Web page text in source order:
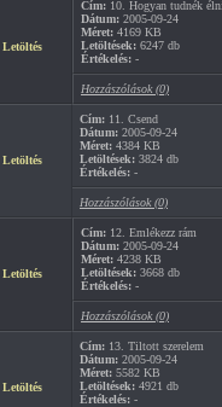
Letöltés
Cím: 10. Hogyan tudnék
Dátum: 2005-09-24
Méret: 4169 KB
Letöltések: 6247 db
Értékelés: -
Hozzászólások (0)
Letöltés
Cím: 11. Csend
Dátum: 2005-09-24
Méret: 4384 KB
Letöltések: 3824 db
Értékelés: -
Hozzászólások (0)
Letöltés
Cím: 12. Emlékezz rám
Dátum: 2005-09-24
Méret: 4238 KB
Letöltések: 3668 db
Értékelés: -
Hozzászólások (0)
Letöltés
Cím: 13. Tiltott szerelem
Dátum: 2005-09-24
Méret: 5582 KB
Letöltések: 4921 db
Értékelés: -